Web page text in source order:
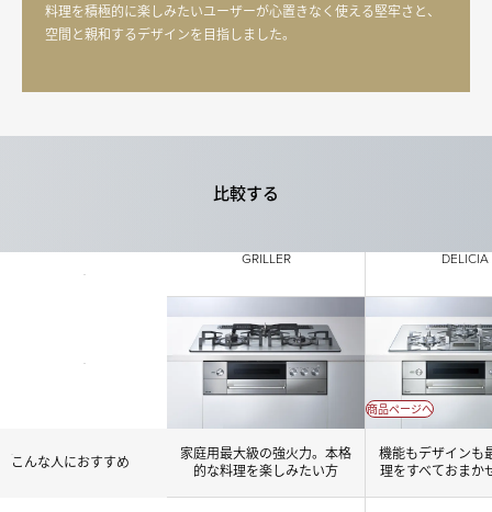
料理を積極的に楽しみたいユーザーが心置きなく使える堅牢さと、
空間と親和するデザインを目指しました。
比較する
GRILLER DELICIA
商品ページへ
こんな人におすすめ
家庭用最大級の強火力。本格
的な料理を楽しみたい方
機能もデザインも
理をすべておまか